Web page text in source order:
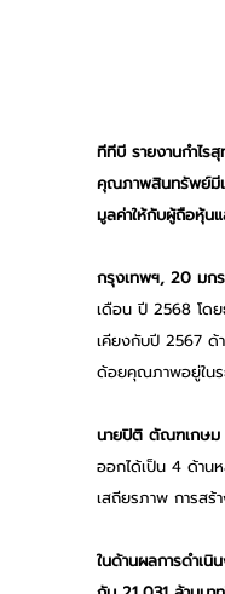
ทีทีบี รายงานกำไร
คุณภาพสินทรัพย์มีเ
มูลค่าให้กับผู้ถือหุ้น
กรุงเทพฯ, 20 มก
เดือน ปี 2568 โด
เคียงกับปี 2567 ด้
ด้อยคุณภาพอยู่ในร
นายปิติ ตัณฑเกษม
ออกได้เป็น 4 ด้าน
เสถียรภาพ การส
ในด้านผลการดำเนิ